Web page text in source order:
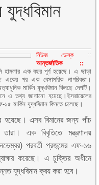
নিউজ ডেস্ক ::
আন্তর্জাতিক ::
হামলার এক বছর পূর্ণ হয়েছে। এ ছাড়া
একের পর এক বেসামরিক নাগরিকরা।
মার্কিন যুদ্ধবিমান কিনছে দেশটি।
এ তথ্য জানানো হয়েছে।ইসরায়েলের
১৫ মার্কিন যুদ্ধবিমান কিনতে চলেছে।
হয়েছে। এসব বিমানের জন্য পাঁচ
এক বিবৃতিতে মন্ত্রণালয়
পরবর্তী প্রজন্মের এফ-১৬
করেছে। এ চুক্তির অধীনে
যুদ্ধবিমান ক্রয় করা হবে।